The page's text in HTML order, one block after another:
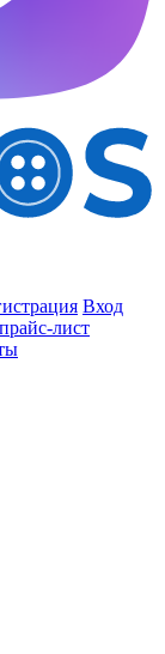
Вход
лист